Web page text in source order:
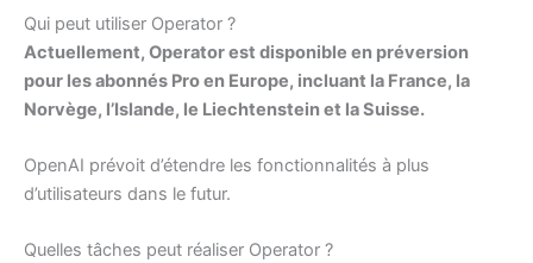
Qui peut utiliser Operator ?
Actuellement, Operator est disponible en préversion
pour les abonnés Pro en Europe, incluant la France, la
Norvège, l’Islande, le Liechtenstein et la Suisse.
OpenAI prévoit d’étendre les fonctionnalités à plus
d’utilisateurs dans le futur.
Quelles tâches peut réaliser Operator ?